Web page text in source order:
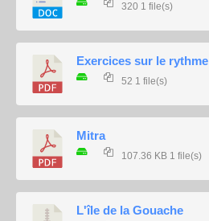
320 1 file(s)
Exercices sur le rythme
52 1 file(s)
Mitra
107.36 KB 1 file(s)
L'île de la Gouache